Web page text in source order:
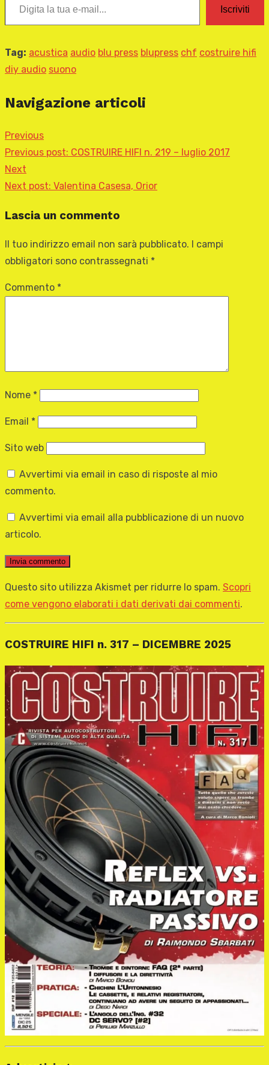
Iscriviti
Tag: acustica audio blu press blupress chf costruire hifi
diy audio suono
Navigazione articoli
Previous
Previous post: COSTRUIRE HIFI n. 219 – luglio 2017
Next
Next post: Valentina Casesa, Orior
Lascia un commento
Il tuo indirizzo email non sarà pubblicato.
I campi
obbligatori sono contrassegnati *
Commento *
Nome *
Email *
Sito web
Avvertimi via email in caso di risposte al mio
commento.
Avvertimi via email alla pubblicazione di un nuovo
articolo.
Questo sito utilizza Akismet per ridurre lo spam. Scopri
come vengono elaborati i dati derivati dai commenti.
COSTRUIRE HIFI n. 317 – DICEMBRE 2025